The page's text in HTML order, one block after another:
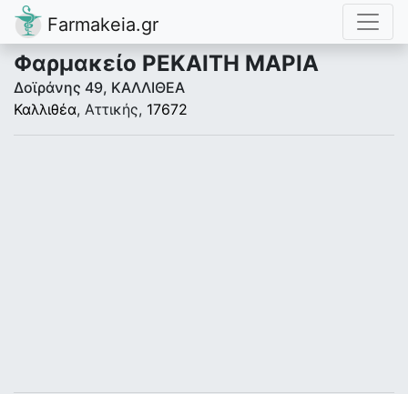
Farmakeia.gr
Φαρμακείο ΡΕΚΑΙΤΗ ΜΑΡΙΑ
Δοϊράνης 49, ΚΑΛΛΙΘΕΑ
Καλλιθέα, Αττικής, 17672